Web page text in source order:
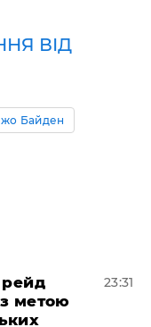
ВІД
Байден
рейд
метою
23:31